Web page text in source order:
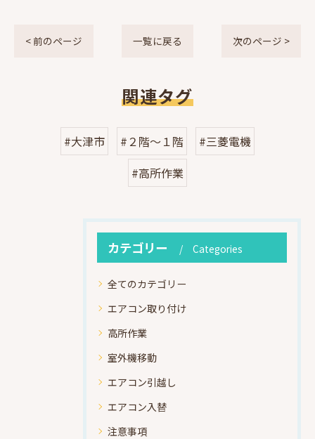
< 前のページ 一覧に戻る 次のページ >
関連タグ
#大津市 #２階～１階
#三菱電機
#高所作業
カテゴリー Categories
全てのカテゴリー
エアコン取り付け
高所作業
室外機移動
エアコン引越し
エアコン入替
注意事項